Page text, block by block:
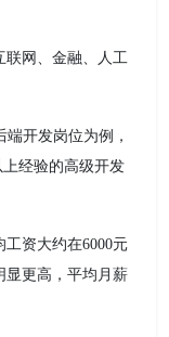
联网、金融、人工
开发岗位为例，
经验的高级开发
资大约在6000元
显更高，平均月薪